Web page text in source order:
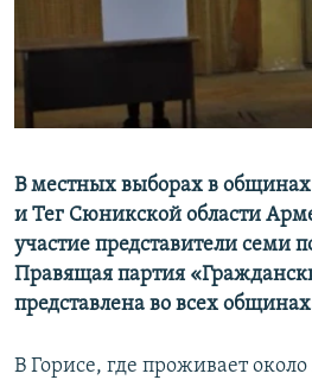
Русский
Все сайты Радио Азатутюн
В местных выборах в
и Тег Сюникской области
участие представители семи
Правящая партия
представлена во всех
В Горисе, где проживает